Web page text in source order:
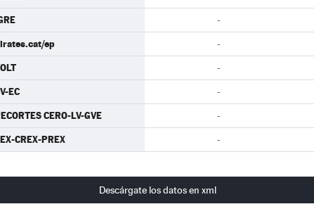
-
ep -
-
EC -
CERO-LV-GVE -
CREX-PREX -
Descárgate los datos en xml